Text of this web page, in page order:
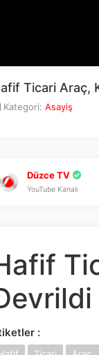
Ticari Araç,
Kategori: Asayiş
Düzce TV
YouTube Kanalı
: